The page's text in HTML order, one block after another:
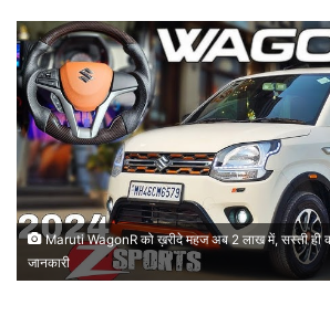
Maruti WagonR को ख़रीदे महज अब 2 लाख में, सस्ती ही
जानकारी